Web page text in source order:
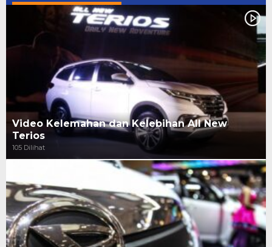
Video Kelemahan dan Kelebihan All New
Terios
105 Dilihat